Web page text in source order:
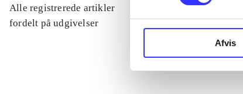
Afvis
Alle registrerede artikler
fordelt på udgivelser
...
...